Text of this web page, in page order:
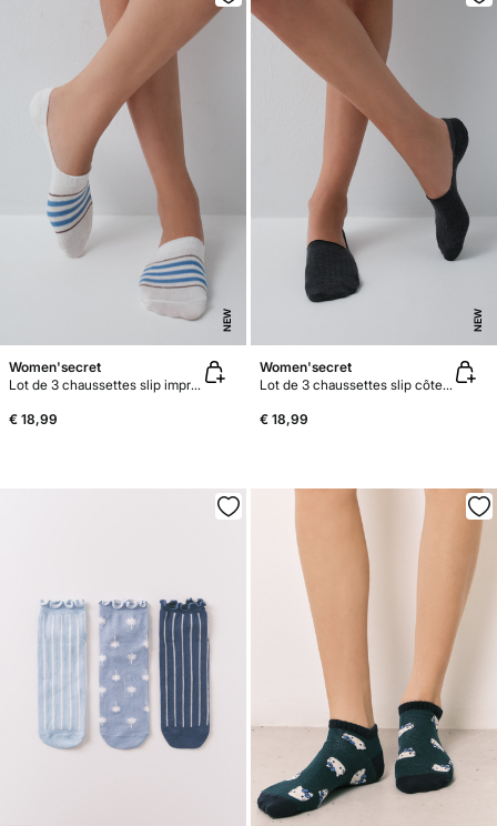
NEW
Women'secret
Lot de 3 chaussettes slip imprimé bleu et beige
€ 18,99
NEW
Women'secret
Lot de 3 chaussettes slip côtelées grises
€ 18,99